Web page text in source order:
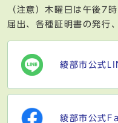
（注意）木曜日は午後7
届出、各種証明書の発行
綾部市公式
綾部市公式